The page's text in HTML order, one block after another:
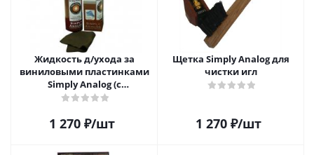
Жидкость д/ухода за
виниловыми пластинками
Simply Analog (с
распылителем, 200 мл) и
1 270₽/шт
Щетка Simply Analog для
чистки игл
1 270₽/шт